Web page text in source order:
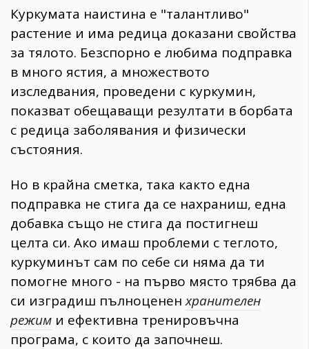
Куркумата наистина е "талантливо"
растение и има редица доказани свойства
за тялото. Безспорно е любима подправка
в много ястия, а множеството
изследвания, проведени с куркумин,
показват обещаващи резултати в борбата
с редица заболявания и физически
състояния.
Но в крайна сметка, така както една
подправка не стига да се нахраниш, една
добавка също не стига да постигнеш
целта си. Ако имаш проблеми с теглото,
куркуминът сам по себе си няма да ти
помогне много - на първо място трябва да
си изградиш пълноцененхранителен
режим и ефективна тренировъчна
програма, с които да започнеш.